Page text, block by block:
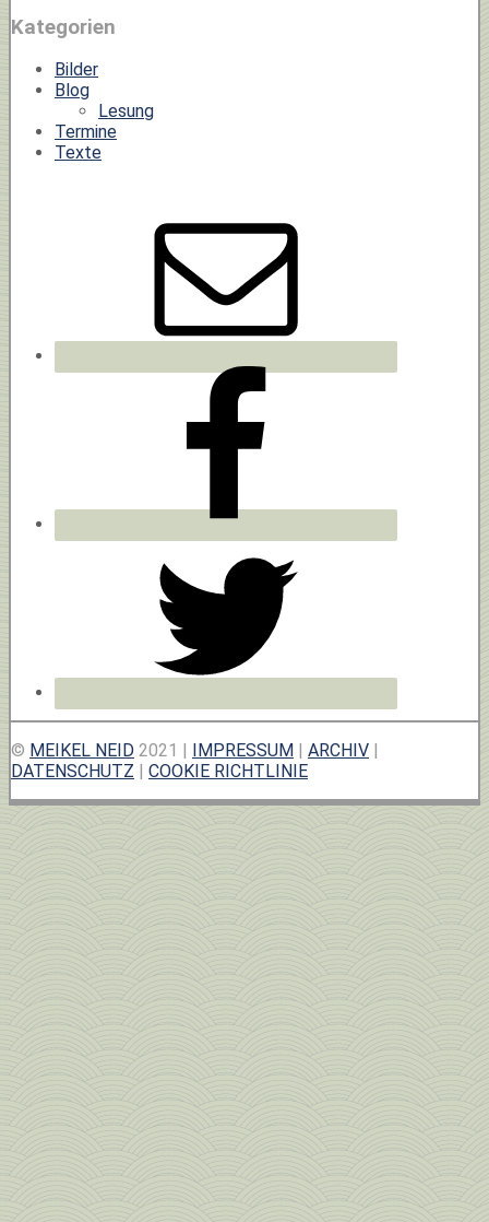
Kategorien
Bilder
Blog
Lesung
Termine
Texte
© MEIKEL NEID 2021 | IMPRESSUM ARCHIV
DATENSCHUTZ
COOKIE RICHTLINIE